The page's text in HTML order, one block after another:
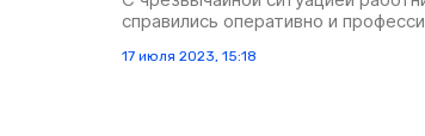
справились оперативно и
17 июля 2023, 15:18